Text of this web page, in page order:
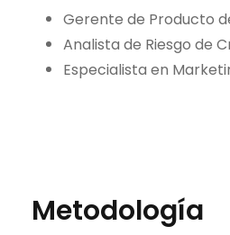
Gerente de Producto
Analista de Riesgo de
Especialista en
Metodología